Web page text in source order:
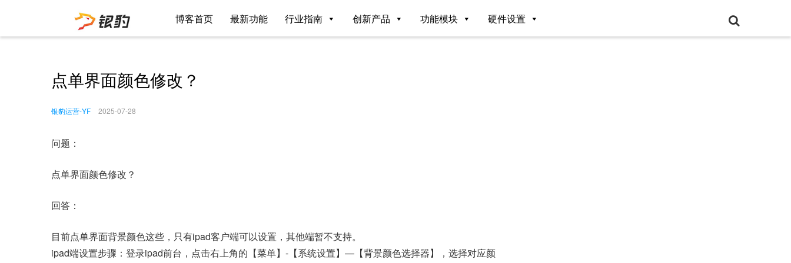
博客首页 最新功能 行业指南 创新产品 功能模块 硬件设置
点单界面颜色修改？
银豹运营-YF 2025-07-28
问题：
点单界面颜色修改？
回答：
目前点单界面背景颜色这些，只有ipad客户端可以设置，其他端暂不支持。
ipad端设置步骤：登录ipad前台，点击右上角的【菜单】-【系统设置】—【背景颜色选择器】，选择对应颜